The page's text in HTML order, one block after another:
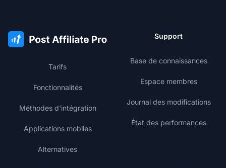
Tarifs
Fonctionnalités
Méthodes d'intégration
Applications mobiles
Alternatives
Support
Base de connaissances
Espace membres
Journal des modifications
État des performances